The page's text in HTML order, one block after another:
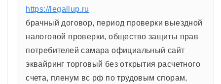
https://legallup.ru
брачный договор, период проверки выездной
налоговой проверки, общество защиты прав
потребителей самара официальный сайт
эквайринг торговый без открытия расчетного
счета, пленум вс рф по трудовым спорам,